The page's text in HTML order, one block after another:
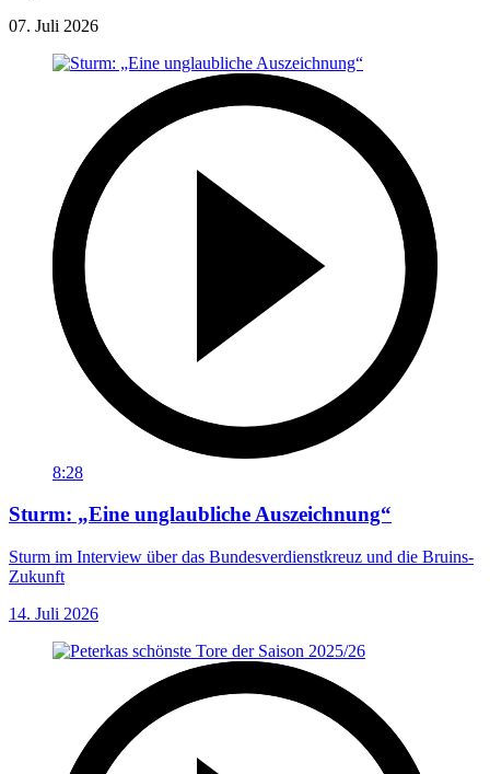
07. Juli 2026
8:28
Sturm: „Eine unglaubliche Auszeichnung“
Sturm im Interview über das Bundesverdienstkreuz und die Bruins-
Zukunft
14. Juli 2026